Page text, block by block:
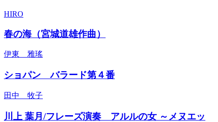
HIRO
春の海（宮城道雄作曲）
伊東 雅瑤
ショパン バラード第４番
田中 牧子
川上 葉月/フレーズ演奏 アルルの女 ～メヌエッ